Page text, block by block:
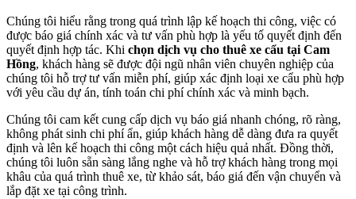
Chúng tôi hiểu rằng trong quá trình lập kế hoạch thi công, việc có
được báo giá chính xác và tư vấn phù hợp là yếu tố quyết định đến
quyết định hợp tác. Khi chọn dịch vụ cho thuê xe cẩu tại Cam
Hồng, khách hàng sẽ được đội ngũ nhân viên chuyên nghiệp của
chúng tôi hỗ trợ tư vấn miễn phí, giúp xác định loại xe cẩu phù hợp
với yêu cầu dự án, tính toán chi phí chính xác và minh bạch.
Chúng tôi cam kết cung cấp dịch vụ báo giá nhanh chóng, rõ ràng,
không phát sinh chi phí ẩn, giúp khách hàng dễ dàng đưa ra quyết
định và lên kế hoạch thi công một cách hiệu quả nhất. Đồng thời,
chúng tôi luôn sẵn sàng lắng nghe và hỗ trợ khách hàng trong mọi
khâu của quá trình thuê xe, từ khảo sát, báo giá đến vận chuyển và
lắp đặt xe tại công trình.